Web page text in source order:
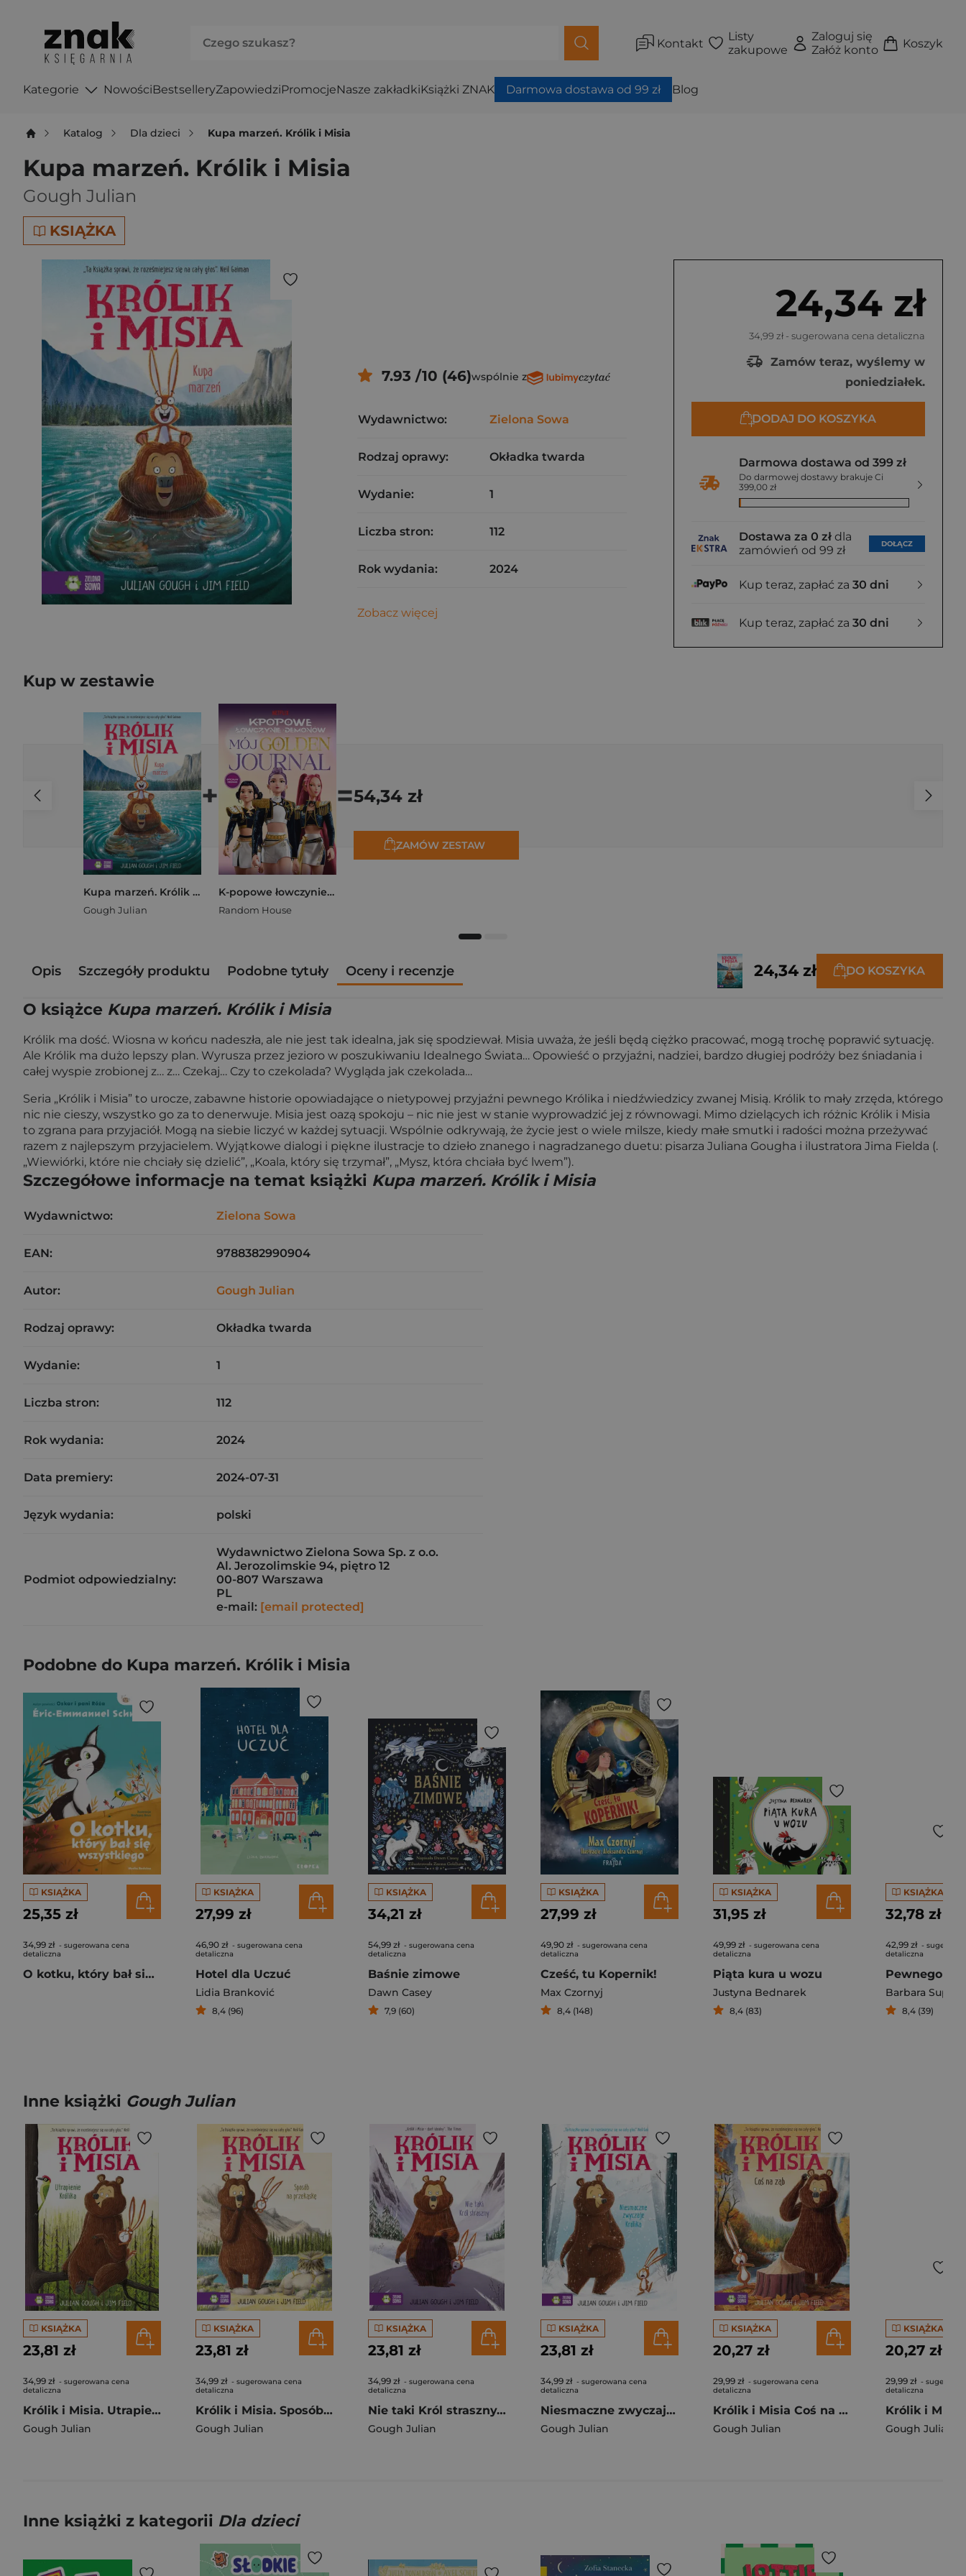
Kontakt
Listy
zakupowe
Zaloguj się
Załóż konto
Koszyk
Kategorie NowościBestselleryZapowiedziPromocjeNasze zakładkiKsiążki ZNAK Darmowa dostawa od 99 zł Blog
Katalog Dla dzieci Kupa marzeń. Królik i Misia
Kupa marzeń. Królik i Misia
Gough Julian
KSIĄŻKA
24,34 zł
34,99 zł - sugerowana cena detaliczna
Zamów teraz, wyślemy w
poniedziałek.
DODAJ DO KOSZYKA
Darmowa dostawa od 399 zł
Do darmowej dostawy brakuje Ci
399,00 zł
Dostawa za 0 zł dla
zamówień od 99 zł
DOŁĄCZ
Kup teraz, zapłać za 30 dni
Kup teraz, zapłać za 30 dni
7.93 /10 (46)wspólnie z
Wydawnictwo: Zielona Sowa
Rodzaj oprawy: Okładka twarda
Wydanie: 1
Liczba stron: 112
Rok wydania: 2024
Zobacz więcej
Kup w zestawie
Kupa marzeń. Królik i Misia
Gough Julian
+
K-popowe łowczynie demonów. Mój golden journal. Oficjalny dziennik
Random House
=54,34 zł
ZAMÓW ZESTAW
Opis Szczegóły produktu Podobne tytuły Oceny i recenzje 24,34 zł DO KOSZYKA
O książce Kupa marzeń. Królik i Misia
Królik ma dość. Wiosna w końcu nadeszła, ale nie jest tak idealna, jak się spodziewał. Misia uważa, że jeśli będą ciężko pracować, mogą trochę poprawić sytuację.
Ale Królik ma dużo lepszy plan. Wyrusza przez jezioro w poszukiwaniu Idealnego Świata… Opowieść o przyjaźni, nadziei, bardzo długiej podróży bez śniadania i
całej wyspie zrobionej z… z… Czekaj… Czy to czekolada? Wygląda jak czekolada…
Seria „Królik i Misia” to urocze, zabawne historie opowiadające o nietypowej przyjaźni pewnego Królika i niedźwiedzicy zwanej Misią. Królik to mały zrzęda, którego
nic nie cieszy, wszystko go za to denerwuje. Misia jest oazą spokoju – nic nie jest w stanie wyprowadzić jej z równowagi. Mimo dzielących ich różnic Królik i Misia
to zgrana para przyjaciół. Mogą na siebie liczyć w każdej sytuacji. Wspólnie odkrywają, że życie jest o wiele milsze, kiedy małe smutki i radości można przeżywać
razem z najlepszym przyjacielem. Wyjątkowe dialogi i piękne ilustracje to dzieło znanego i nagradzanego duetu: pisarza Juliana Gougha i ilustratora Jima Fielda (.
„Wiewiórki, które nie chciały się dzielić”, „Koala, który się trzymał”, „Mysz, która chciała być lwem”).
Szczegółowe informacje na temat książki Kupa marzeń. Królik i Misia
Wydawnictwo: Zielona Sowa
EAN: 9788382990904
Autor: Gough Julian
Rodzaj oprawy: Okładka twarda
Wydanie: 1
Liczba stron: 112
Rok wydania: 2024
Data premiery: 2024-07-31
Język wydania: polski
Podmiot odpowiedzialny:
Wydawnictwo Zielona Sowa Sp. z o.o.
Al. Jerozolimskie 94, piętro 12
00-807 Warszawa
PL
e-mail: [email protected]
Podobne do Kupa marzeń. Królik i Misia
KSIĄŻKA
25,35 zł
34,99 zł - sugerowana cena
detaliczna
O kotku, który bał się wszystkiego
KSIĄŻKA
27,99 zł
46,90 zł - sugerowana cena
detaliczna
Hotel dla Uczuć
Lidia Branković
8,4 (96)
KSIĄŻKA
34,21 zł
54,99 zł - sugerowana cena
detaliczna
Baśnie zimowe
Dawn Casey
7,9 (60)
KSIĄŻKA
27,99 zł
49,90 zł - sugerowana cena
detaliczna
Cześć, tu Kopernik!
Max Czornyj
8,4 (148)
KSIĄŻKA
31,95 zł
49,99 zł - sugerowana cena
detaliczna
Piąta kura u wozu
Justyna Bednarek
8,4 (83)
KSIĄŻKA
32,78 zł
42,99 zł -
detaliczna
Barbara Supeł
8,4 (39)
Inne książki Gough Julian
KSIĄŻKA
23,81 zł
34,99 zł - sugerowana cena
detaliczna
Królik i Misia. Utrapienie Królika
Gough Julian
KSIĄŻKA
23,81 zł
34,99 zł - sugerowana cena
detaliczna
Królik i Misia. Sposób na przekąskę
Gough Julian
KSIĄŻKA
23,81 zł
34,99 zł - sugerowana cena
detaliczna
Nie taki Król straszny. Królik i Misia
Gough Julian
KSIĄŻKA
23,81 zł
34,99 zł - sugerowana cena
detaliczna
Niesmaczne zwyczaje Królika. Królik i Misia
Gough Julian
KSIĄŻKA
20,27 zł
29,99 zł - sugerowana cena
detaliczna
Królik i Misia Coś na ząb
Gough Julian
KSIĄŻKA
20,27 zł
29,99 zł -
detaliczna
Gough Julian
Inne książki z kategorii Dla dzieci